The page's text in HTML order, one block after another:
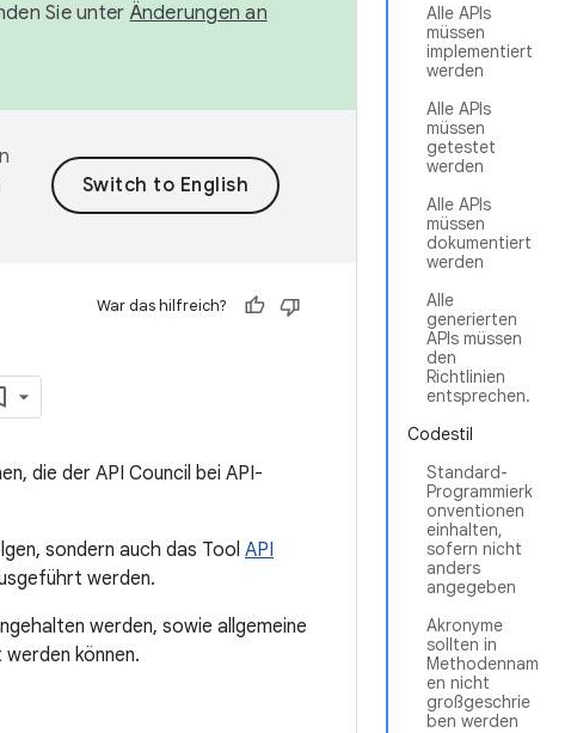
Alle APIs
müssen
implementiert
werden
Alle APIs
müssen
getestet
werden
Alle APIs
müssen
dokumentiert
werden
Alle
generierten
APIs müssen
den
Richtlinien
entsprechen.
Codestil
Standard-
Programmierk
onventionen
einhalten,
sofern nicht
anders
angegeben
Akronyme
sollten in
Methodennam
en nicht
großgeschrie
ben werden
Sie unter Änderungen an
War das hilfreich?
die der API Council bei API-
sondern auch das Tool API
werden.
werden, sowie allgemeine
können.